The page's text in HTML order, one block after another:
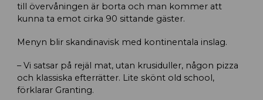
till övervåningen är borta och man kommer att
kunna ta emot cirka 90 sittande gäster.
Menyn blir skandinavisk med kontinentala inslag.
– Vi satsar på rejäl mat, utan krusiduller, någon pizza
och klassiska efterrätter. Lite skönt old school,
förklarar Granting.